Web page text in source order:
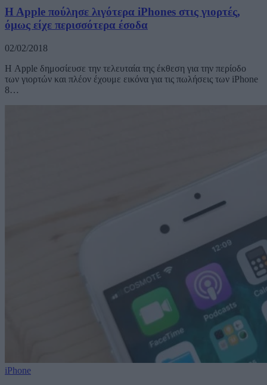
H Apple πούλησε λιγότερα iPhones στις γιορτές,
όμως είχε περισσότερα έσοδα
02/02/2018
Η Apple δημοσίευσε την τελευταία της έκθεση για την περίοδο
των γιορτών και πλέον έχουμε εικόνα για τις πωλήσεις των iPhone
8…
iPhone